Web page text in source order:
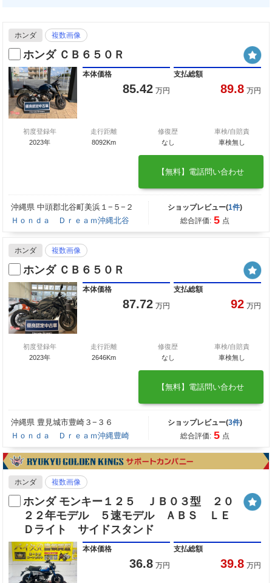
ホンダ 複数画像
ホンダ ＣＢ６５０Ｒ
本体価格
85.42 万円
支払総額
89.8 万円
初度登録年
2023年
走行距離
8092Km
修復歴
なし
車検/自賠責
車検無し
【無料】電話問い合わせ
沖縄県 中頭郡北谷町美浜１−５−２
Ｈｏｎｄａ Ｄｒｅａｍ沖縄北谷
ショップレビュー(1件)
総合評価: 5 点
ホンダ 複数画像
ホンダ ＣＢ６５０Ｒ
本体価格
87.72 万円
支払総額
92 万円
初度登録年
2023年
走行距離
2646Km
修復歴
なし
車検/自賠責
車検無し
【無料】電話問い合わせ
沖縄県 豊見城市豊崎３−３６
Ｈｏｎｄａ Ｄｒｅａｍ沖縄豊崎
ショップレビュー(3件)
総合評価: 5 点
ホンダ 複数画像
ホンダ モンキー１２５ ＪＢ０３型 ２０
２２年モデル ５速モデル ＡＢＳ ＬＥ
Ｄライト サイドスタンド
本体価格
36.8 万円
支払総額
39.8 万円